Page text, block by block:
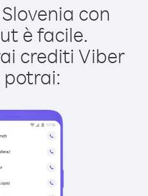
con
è facile.
crediti Viber